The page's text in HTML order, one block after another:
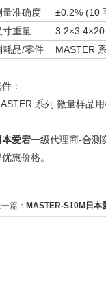
量准确度
±0.2% (10
寸重量
耗品/零件
MASTER
：
系列 微量样品
本爱宕一级代理商-合测
惠价格。
篇： MASTER-S10M日本